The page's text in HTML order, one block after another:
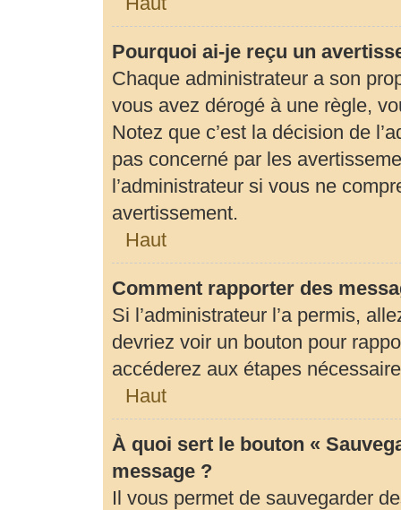
Pourquoi ai-je reçu un
Chaque administrateur a son
vous avez dérogé à une règle,
Notez que c’est la décision de
pas concerné par les
l’administrateur si vous ne
avertissement.
Haut
Comment rapporter des
Si l’administrateur l’a permis,
devriez voir un bouton pour
accéderez aux étapes
Haut
À quoi sert le bouton «
message ?
Il vous permet de sauvegarder